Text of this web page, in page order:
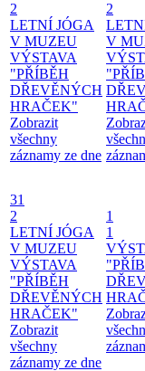
2
LETNÍ JÓGA
V MUZEU
VÝSTAVA
"PŘÍBĚH
DŘEVĚNÝCH
HRAČEK"
Zobrazit
všechny
záznamy ze dne
2
V
31
2
LETNÍ JÓGA
V MUZEU
VÝSTAVA
"PŘÍBĚH
DŘEVĚNÝCH
HRAČEK"
Zobrazit
všechny
záznamy ze dne
1
1